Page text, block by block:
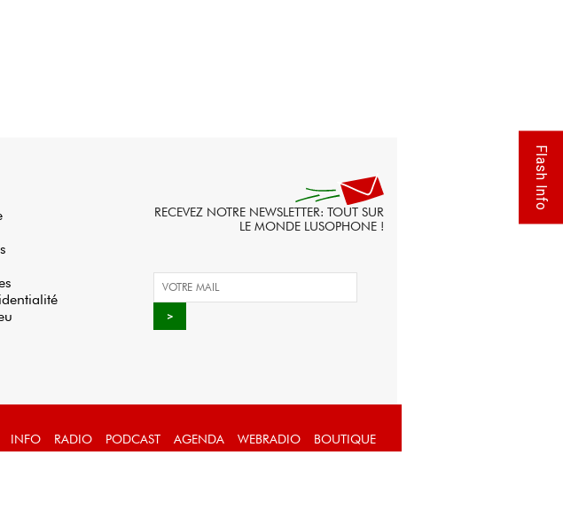
RECEVEZ NOTRE NEWSLETTER: TOUT SUR
LE MONDE LUSOPHONE !
INFO RADIO PODCAST AGENDA WEBRADIO BOUTIQUE
Flash Info